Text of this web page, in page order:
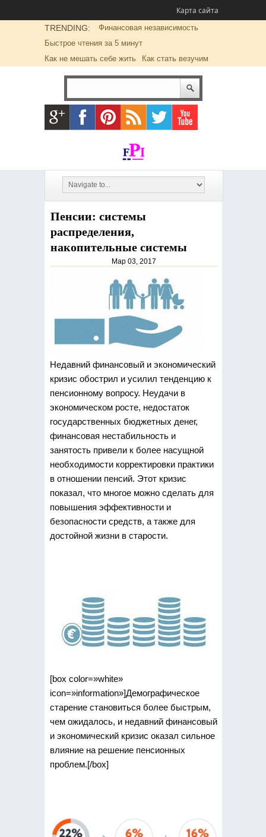
Карта сайта
TRENDING:
Финансовая независимость
Быстрое чтения за 5 минут
Как не мешать себе жить
Как стать везучим
Пенсии: системы
распределения,
накопительные системы
Мар 03, 2017
Недавний финансовый и экономический
кризис обострил и усилил тенденцию к
пенсионному вопросу. Неудачи в
экономическом росте, недостаток
государственных бюджетных денег,
финансовая нестабильность и
занятость привели к более насущной
необходимости корректировки практики
в отношении пенсий. Этот кризис
показал, что многое можно сделать для
повышения эффективности и
безопасности средств, а также для
достойной жизни в старости.
[box color=»white»
icon=»information»]Демографическое
старение становиться более быстрым,
чем ожидалось, и недавний финансовый
и экономический кризис оказал сильное
влияние на решение пенсионных
проблем.[/box]